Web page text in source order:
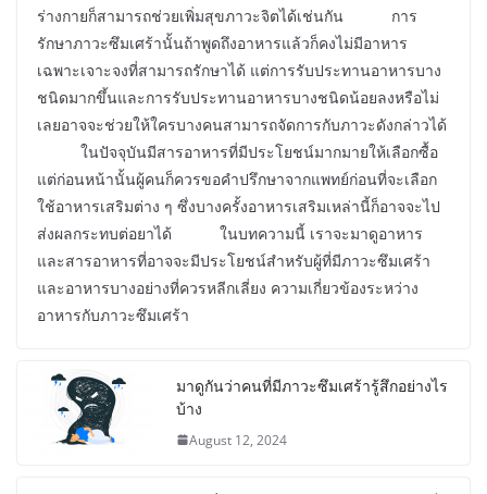
ร่างกายก็สามารถช่วยเพิ่มสุขภาวะจิตได้เช่นกัน การ
รักษาภาวะซึมเศร้านั้นถ้าพูดถึงอาหารแล้วก็คงไม่มีอาหาร
เฉพาะเจาะจงที่สามารถรักษาได้ แต่การรับประทานอาหารบาง
ชนิดมากขึ้นและการรับประทานอาหารบางชนิดน้อยลงหรือไม่
เลยอาจจะช่วยให้ใครบางคนสามารถจัดการกับภาวะดังกล่าวได้
ในปัจจุบันมีสารอาหารที่มีประโยชน์มากมายให้เลือกซื้อ
แต่ก่อนหน้านั้นผู้คนก็ควรขอคำปรึกษาจากแพทย์ก่อนที่จะเลือก
ใช้อาหารเสริมต่าง ๆ ซึ่งบางครั้งอาหารเสริมเหล่านี้ก็อาจจะไป
ส่งผลกระทบต่อยาได้ ในบทความนี้ เราจะมาดูอาหาร
และสารอาหารที่อาจจะมีประโยชน์สำหรับผู้ที่มีภาวะซึมเศร้า
และอาหารบางอย่างที่ควรหลีกเลี่ยง ความเกี่ยวข้องระหว่าง
อาหารกับภาวะซึมเศร้า
มาดูกันว่าคนที่มีภาวะซึมเศร้ารู้สึกอย่างไร
บ้าง
August 12, 2024